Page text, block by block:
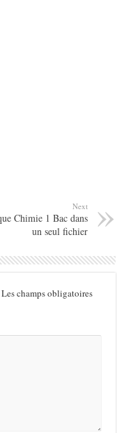
Next
Chimie 1 Bac dans
un seul fichier
Les champs obligatoires